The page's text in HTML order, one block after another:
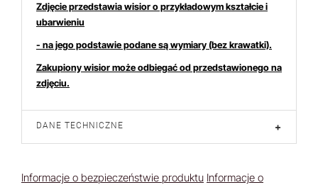
Zdjęcie przedstawia wisior o przykładowym kształcie i
ubarwieniu
- na jego podstawie podane są wymiary (bez krawatki).
Zakupiony wisior może odbiegać od przedstawionego na
zdjęciu.
DANE TECHNICZNE +
Informacje o bezpieczeństwie produktu Informacje o